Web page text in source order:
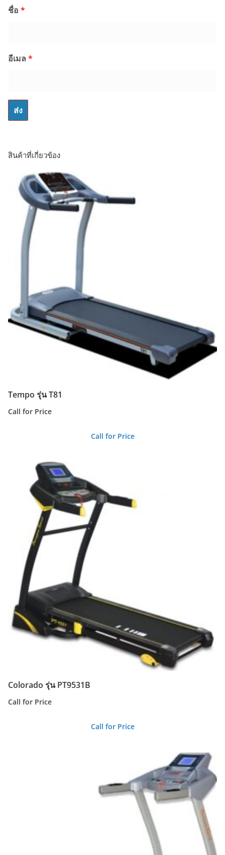
ชื่อ *
อีเมล *
สินค้าที่เกี่ยวข้อง
Tempo รุ่น T81
Call for Price
Call for Price
Colorado รุ่น PT9531B
Call for Price
Call for Price